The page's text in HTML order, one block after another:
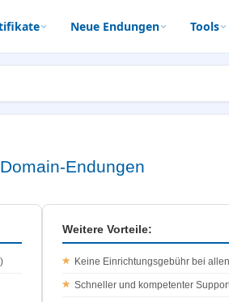
Neue Endungen Tools
Endungen
Weitere Vorteile:
Keine Einrichtungsgebühr bei
Schneller und kompetenter